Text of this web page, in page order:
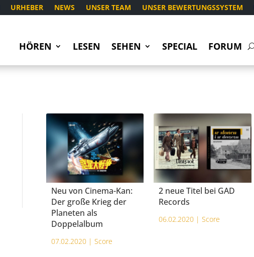
URHEBER NEWS UNSER TEAM UNSER BEWERTUNGSSYSTEM
HÖREN LESEN SEHEN SPECIAL FORUM
Neu von Cinema-Kan:
Der große Krieg der
Planeten als
Doppelalbum
07.02.2020 | Score
2 neue Titel bei GAD
Records
06.02.2020 |Score